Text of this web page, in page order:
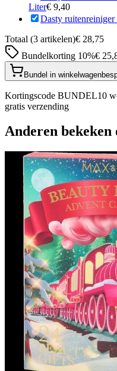
Liter€ 9,40
Dasty ruitenreiniger
Totaal (3 artikelen)€ 28,75
Bundelkorting 10%€
Bundel in winkelwagen
Kortingscode BUNDEL10
gratis verzending
Anderen bekeken